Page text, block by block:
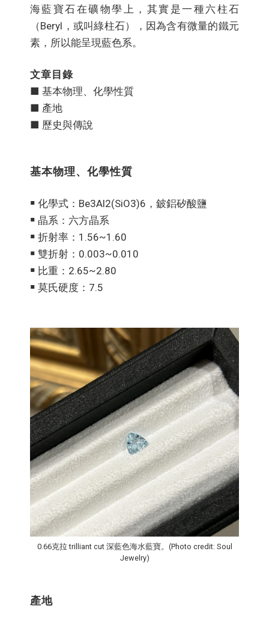
海藍寶石在礦物學上，其實是一種六柱石
（Beryl，或叫綠柱石），因為含有微量的鐵元
素，所以能呈現藍色系。
文章目錄
■ 基本物理、化學性質
■ 產地
■ 歷史與傳說
基本物理、化學性質
￭ 化學式：Be3Al2(SiO3)6，鈹鋁矽酸鹽
￭ 晶系：六方晶系
￭ 折射率：1.56~1.60
￭ 雙折射：0.003~0.010
￭ 比重：2.65~2.80
￭ 莫氏硬度：7.5
0.66克拉 trilliant cut 深藍色海水藍寶。(Photo credit: Soul
Jewelry)
產地